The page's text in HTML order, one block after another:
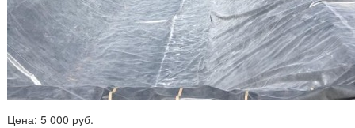
Цена: 5 000 руб.